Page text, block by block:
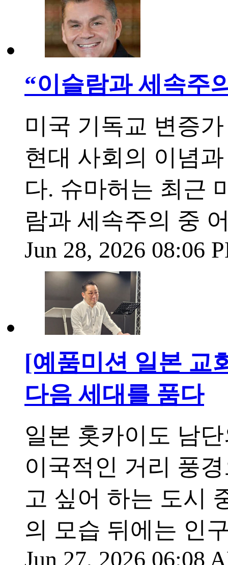
“이슬람과 세속주
미국 기독교 변증
현대 사회의 이념
다. 슈마허는 최근
람과 세속주의 중
Jun 28, 2026 08:06
[예품미션 일본 교
다음 세대를 품다
일본 홋카이도 남
이국적인 거리 풍
고 싶어 하는 도시
의 모습 뒤에는 인
Jun 27, 2026 06:08